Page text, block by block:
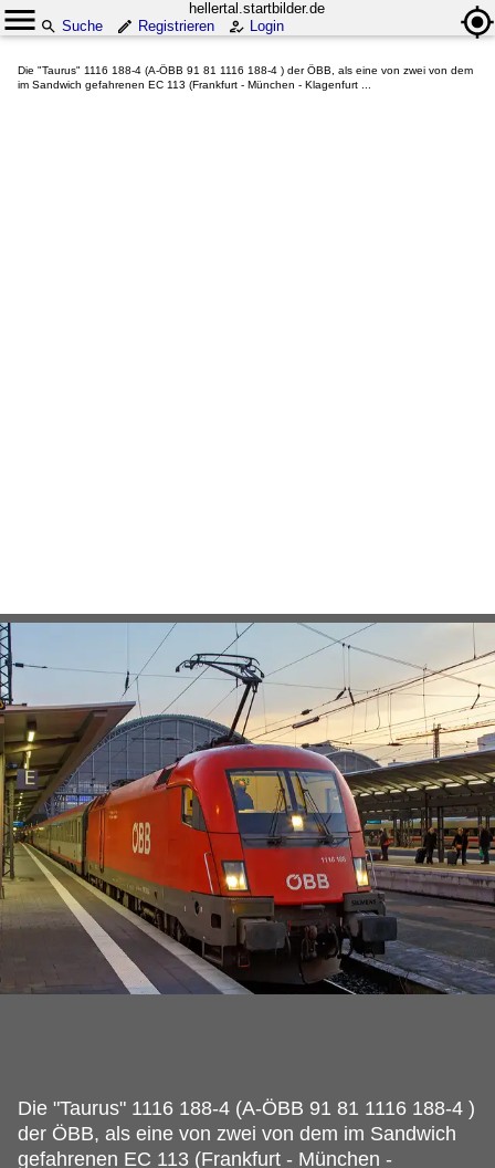
hellertal.startbilder.de
Suche
Registrieren Login
Die "Taurus" 1116 188-4 (A-ÖBB 91 81 1116 188-4 ) der ÖBB, als eine von zwei von dem
im Sandwich gefahrenen EC 113 (Frankfurt - München - Klagenfurt ...
Die "Taurus" 1116 188-4 (A-ÖBB 91 81 1116 188-4 )
der ÖBB, als eine von zwei von dem im Sandwich
gefahrenen EC 113 (Frankfurt - München -